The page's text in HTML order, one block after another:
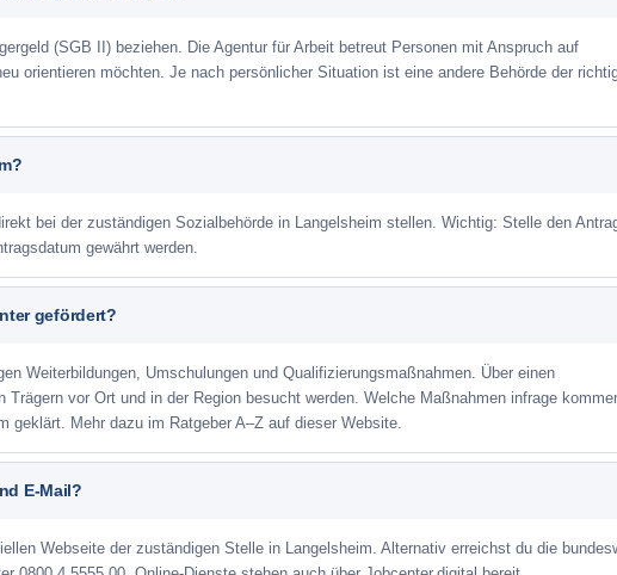
(SGB II) beziehen. Die Agentur für Arbeit betreut Personen mit Anspruch auf
orientieren möchten. Je nach persönlicher Situation ist eine andere Behörde der
bei der zuständigen Sozialbehörde in Langelsheim stellen. Wichtig: Stelle den
gewährt werden.
gefördert?
Weiterbildungen, Umschulungen und Qualifizierungsmaßnahmen. Über einen
vor Ort und in der Region besucht werden. Welche Maßnahmen infrage
geklärt. Mehr dazu im Ratgeber A–Z auf dieser Website.
E-Mail?
Webseite der zuständigen Stelle in Langelsheim. Alternativ erreichst du die